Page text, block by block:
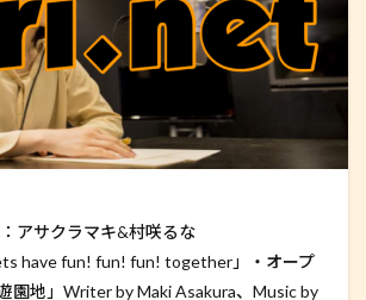
アサクラマキ&村咲るな
have fun! fun! fun! together」・オープ
園地」Writer by Maki Asakura、Music by